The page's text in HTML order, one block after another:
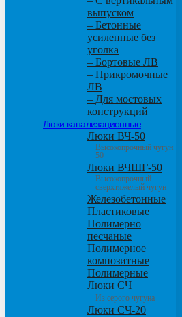
выпуском
– Бетонные
усиленные без
уголка
– Бортовые ЛВ
– Прикромочные
ЛВ
– Для мостовых
конструкций
Люки канализационные
Люки ВЧ-50
Высокопрочный чугун
50
Люки ВЧШГ-50
Высокопрочный
сверхтяжелый чугун
Железобетонные
Пластиковые
Полимерно
песчаные
Полимерное
композитные
Полимерные
Люки СЧ
Из серого чугуна
Люки СЧ-20